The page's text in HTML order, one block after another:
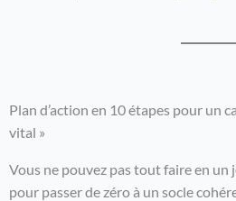
Plan d’action en 10 étapes pour un
vital »
Vous ne pouvez pas tout faire en un
pour passer de zéro à un socle